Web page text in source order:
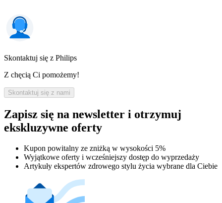
Skontaktuj się z Philips
Z chęcią Ci pomożemy!
Skontaktuj się z nami
Zapisz się na newsletter i otrzymuj
ekskluzywne oferty
Kupon powitalny ze zniżką w wysokości 5%
Wyjątkowe oferty i wcześniejszy dostęp do wyprzedaży
Artykuły ekspertów zdrowego stylu życia wybrane dla Ciebie